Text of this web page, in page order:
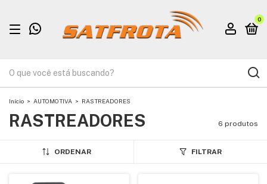
0
Início > AUTOMOTIVA > RASTREADORES
RASTREADORES 6 produtos
ORDENAR FILTRAR